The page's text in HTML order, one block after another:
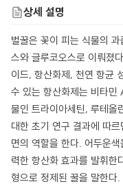
상세 설명
벌꿀은 꽃이 피는 식물의
스와 글루코오스로 이뤄졌
이드, 항산화제, 천연 항균
수 있는 항산화제는 비타민
물인 트라이아세틴, 루테올
대한 초기 연구 결과에 따
면의 역할을 한다. 어두운
력한 항산화 효과를 발휘한
형으로 정제된 꿀을 말한다